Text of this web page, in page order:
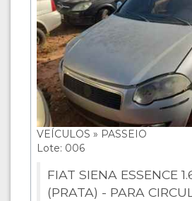
VEÍCULOS » PASSEIO
Lote: 006
FIAT SIENA ESSENCE
(PRATA) - PARA